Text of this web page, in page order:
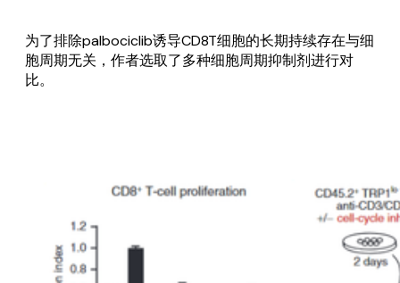
为了排除palbociclib诱导CD8T细胞的长期持续存在与细
胞周期无关，作者选取了多种细胞周期抑制剂进行对
比。